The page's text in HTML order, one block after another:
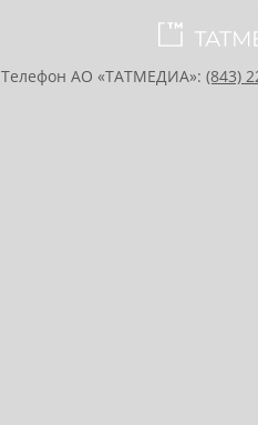
Телефон АО «ТАТМЕДИА»: (843)